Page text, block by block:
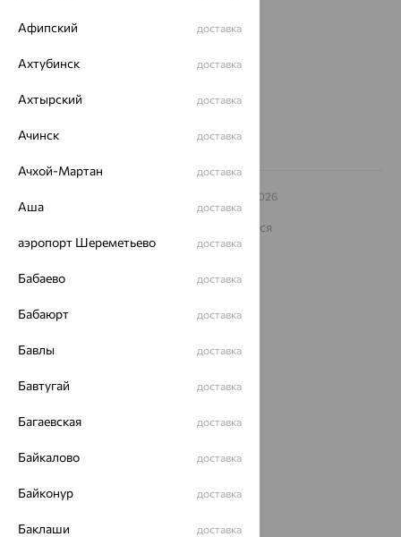
еще 3
Другие города
Заказать звонок
– 2026
Архив акций
Карта сайта
На информационном ресурсе применяются
рекомендательные технологии
Политика конфеденциальности
Разработка сайта —
Афипский доставка
Ахтубинск доставка
Ахтырский доставка
Ачинск доставка
Ачхой-Мартан доставка
Аша доставка
аэропорт Шереметьево доставка
Бабаево доставка
Бабаюрт доставка
Бавлы доставка
Бавтугай доставка
Багаевская доставка
Байкалово доставка
Байконур доставка
Баклаши доставка